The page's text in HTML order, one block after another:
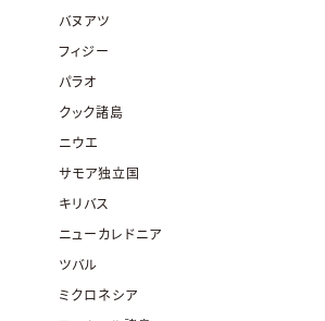
バヌアツ
フィジー
パラオ
クック諸島
ニウエ
サモア独立国
キリバス
ニューカレドニア
ツバル
ミクロネシア